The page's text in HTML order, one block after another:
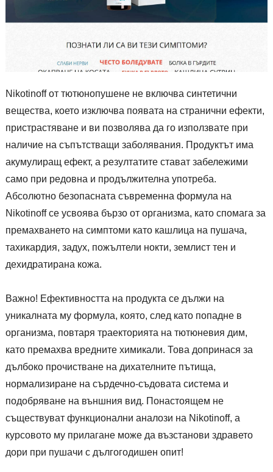
Nikotinoff от тютюнопушене не включва синтетични
вещества, което изключва появата на странични ефекти,
пристрастяване и ви позволява да го използвате при
наличие на съпътстващи заболявания. Продуктът има
акумулиращ ефект, а резултатите стават забележими
само при редовна и продължителна употреба.
Абсолютно безопасната съвременна формула на
Nikotinoff се усвоява бързо от организма, като спомага за
премахването на симптоми като кашлица на пушача,
тахикардия, задух, пожълтели нокти, землист тен и
дехидратирана кожа.
Важно! Ефективността на продукта се дължи на
уникалната му формула, която, след като попадне в
организма, повтаря траекторията на тютюневия дим,
като премахва вредните химикали. Това допринася за
дълбоко прочистване на дихателните пътища,
нормализиране на сърдечно-съдовата система и
подобряване на външния вид. Понастоящем не
съществуват функционални аналози на Nikotinoff, а
курсовото му прилагане може да възстанови здравето
дори при пушачи с дългогодишен опит!